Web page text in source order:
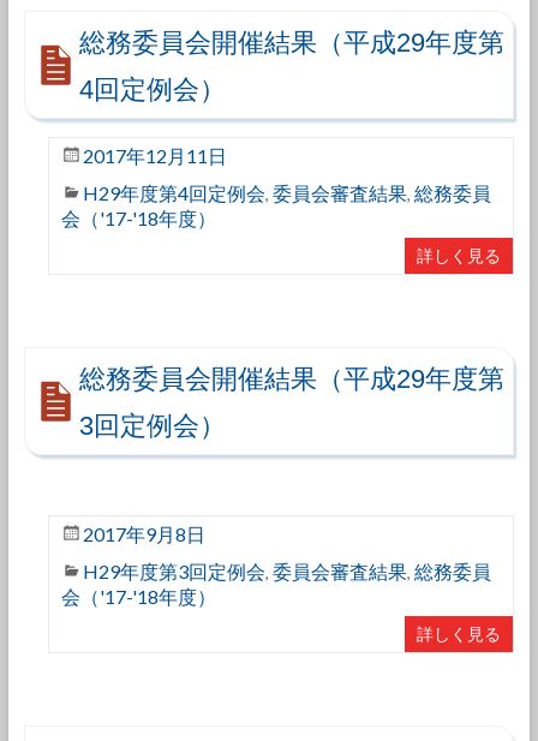
総務委員会開催結果（平成29年度第
4回定例会）
2017年12月11日
H29年度第4回定例会, 委員会審査結果, 総務委員
会（'17-'18年度）
詳しく見る
総務委員会開催結果（平成29年度第
3回定例会）
2017年9月8日
H29年度第3回定例会, 委員会審査結果, 総務委員
会（'17-'18年度）
詳しく見る